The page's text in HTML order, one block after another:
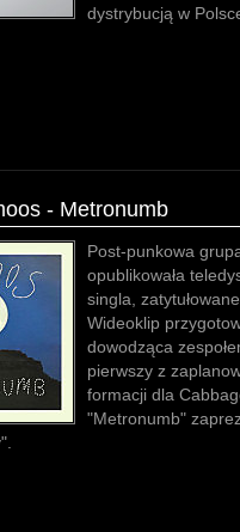
dystrybucją w
- Metronumb
Post-punkowa
opublikowała
singla,
Wideoklip
dowodząca
pierwszy z
formacji dla
"Metronumb"